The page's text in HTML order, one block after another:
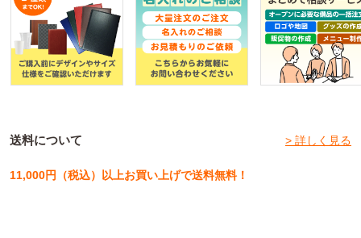
送料について > 詳しく見る
11,000円（税込）以上お買い上げで送料無料！